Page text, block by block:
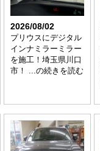
2026/08/02
プリウスにデジタル
インナミラーミラー
を施工！埼玉県川口
市！ ...の続きを読む